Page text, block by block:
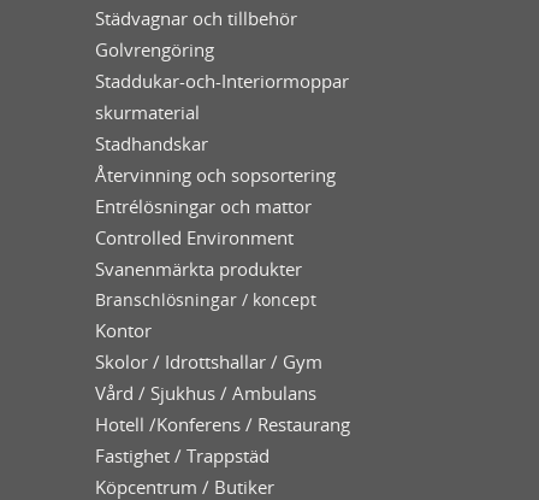
Städvagnar och tillbehör
Golvrengöring
Staddukar-och-Interiormoppar
skurmaterial
Stadhandskar
Återvinning och sopsortering
Entrélösningar och mattor
Controlled Environment
Svanenmärkta produkter
Branschlösningar / koncept
Kontor
Skolor / Idrottshallar / Gym
Vård / Sjukhus / Ambulans
Hotell /Konferens / Restaurang
Fastighet / Trappstäd
Köpcentrum / Butiker